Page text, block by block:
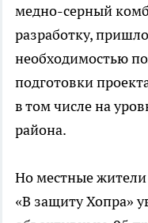
медно-серный
разработку,
необходимостью
подготовки
в том числе на
района.
Но местные
«В защиту Хопра»